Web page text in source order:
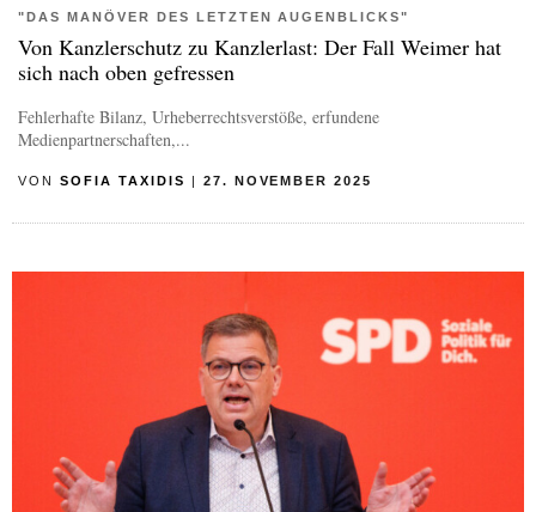
"DAS MANÖVER DES LETZTEN AUGENBLICKS"
Von Kanzlerschutz zu Kanzlerlast: Der Fall Weimer hat
sich nach oben gefressen
Fehlerhafte Bilanz, Urheberrechtsverstöße, erfundene
Medienpartnerschaften,...
VON SOFIA TAXIDIS | 27. NOVEMBER 2025